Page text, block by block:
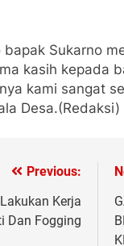
Sukarno
kasih kepada
kami sangat
Desa.(Redaksi)
Previous:
Kerja
Dan Fogging